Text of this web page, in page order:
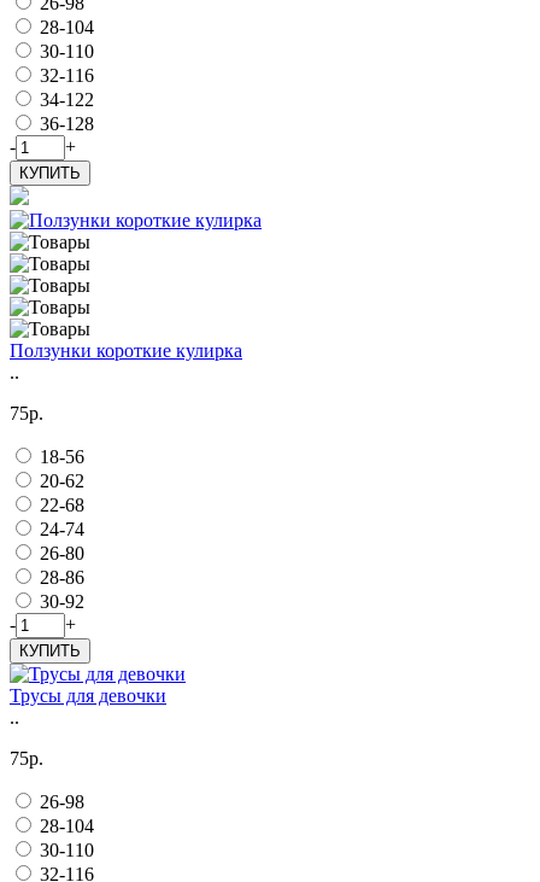
28-104
30-110
32-116
34-122
36-128
-
+
КУПИТЬ
Ползунки короткие кулирка
..
75р.
18-56
20-62
22-68
24-74
26-80
28-86
30-92
-
+
КУПИТЬ
Трусы для девочки
..
75р.
26-98
28-104
30-110
32-116